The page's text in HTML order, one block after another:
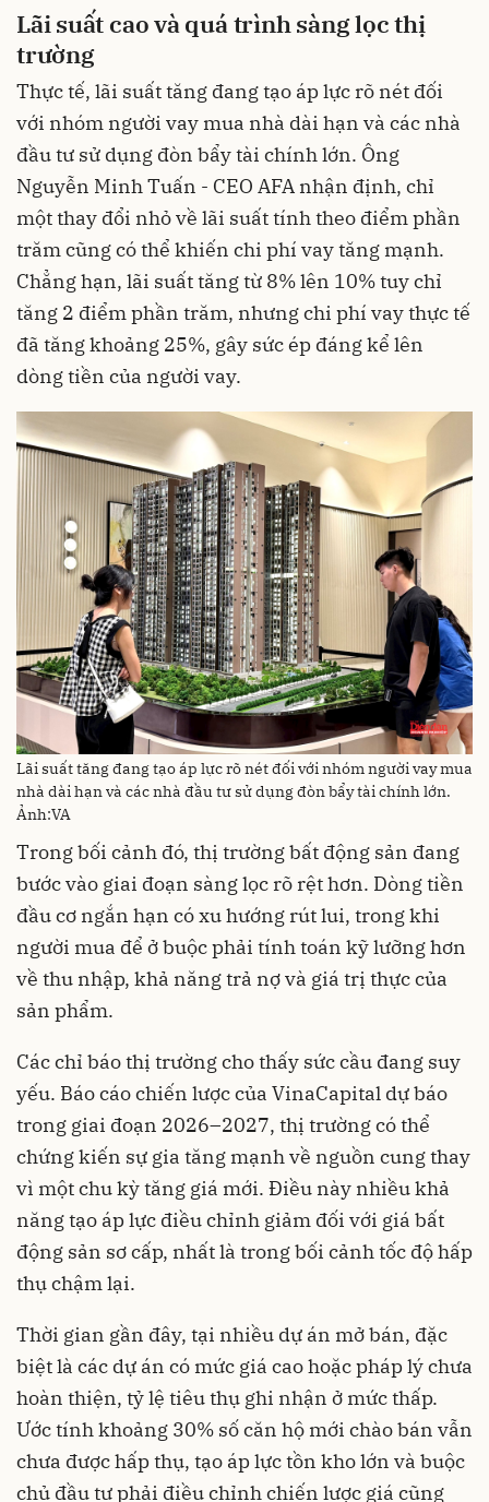
Lãi suất cao và quá trình sàng lọc thị
trường
Thực tế, lãi suất tăng đang tạo áp lực rõ nét đối
với nhóm người vay mua nhà dài hạn và các nhà
đầu tư sử dụng đòn bẩy tài chính lớn. Ông
Nguyễn Minh Tuấn - CEO AFA nhận định, chỉ
một thay đổi nhỏ về lãi suất tính theo điểm phần
trăm cũng có thể khiến chi phí vay tăng mạnh.
Chẳng hạn, lãi suất tăng từ 8% lên 10% tuy chỉ
tăng 2 điểm phần trăm, nhưng chi phí vay thực tế
đã tăng khoảng 25%, gây sức ép đáng kể lên
dòng tiền của người vay.
Lãi suất tăng đang tạo áp lực rõ nét đối với nhóm người vay mua
nhà dài hạn và các nhà đầu tư sử dụng đòn bẩy tài chính lớn.
Ảnh:VA
Trong bối cảnh đó, thị trường bất động sản đang
bước vào giai đoạn sàng lọc rõ rệt hơn. Dòng tiền
đầu cơ ngắn hạn có xu hướng rút lui, trong khi
người mua để ở buộc phải tính toán kỹ lưỡng hơn
về thu nhập, khả năng trả nợ và giá trị thực của
sản phẩm.
Các chỉ báo thị trường cho thấy sức cầu đang suy
yếu. Báo cáo chiến lược của VinaCapital dự báo
trong giai đoạn 2026–2027, thị trường có thể
chứng kiến sự gia tăng mạnh về nguồn cung thay
vì một chu kỳ tăng giá mới. Điều này nhiều khả
năng tạo áp lực điều chỉnh giảm đối với giá bất
động sản sơ cấp, nhất là trong bối cảnh tốc độ hấp
thụ chậm lại.
Thời gian gần đây, tại nhiều dự án mở bán, đặc
biệt là các dự án có mức giá cao hoặc pháp lý chưa
hoàn thiện, tỷ lệ tiêu thụ ghi nhận ở mức thấp.
Ước tính khoảng 30% số căn hộ mới chào bán vẫn
chưa được hấp thụ, tạo áp lực tồn kho lớn và buộc
chủ đầu tư phải điều chỉnh chiến lược giá cũng